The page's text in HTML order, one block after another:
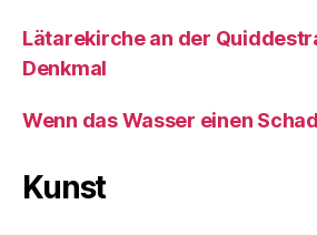
Lätarekirche an der
Denkmal
Wenn das Wasser einen
Kunst